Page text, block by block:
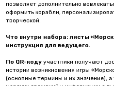
позволяет дополнительно
оформить корабли,
творческой.
Что внутри набора: листы
инструкция для ведущего.
По QR-коду участники получают
истории возникновения игры
(основные термины и их значение),